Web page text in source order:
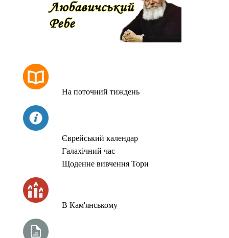
На поточний тиждень
Єврейський календар
Галахічний час
Щоденне вивчення Тори
В Кам'янському